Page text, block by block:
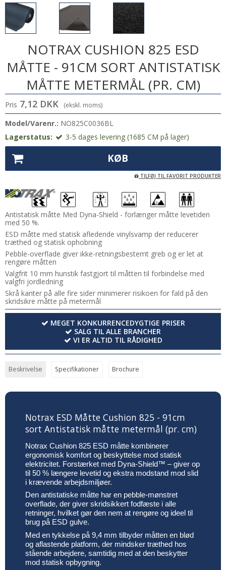
NOTRAX CUSHION 825 ESD
MÅTTE - 91CM SORT ANTISTATISK
MÅTTE METERMÅL (PR. CM)
Pris 7,12 DKK (ekskl. moms)
Model/Varenr.: NO825C0036BL
Lagerstatus:
3-5 dages levering (1685 CM på lager)
KØB
TILFØJ TIL FAVORIT PRODUKTER
Antistatisk måtte Med Dyna-Shield - forlænger måtte levetiden
med 50 %.
ESD måtte med statisk afledende vinylsvamp der reducerer
træthed og statisk ophobning
Pebble-overflade giver ikke-retningsbestemt greb og er let at
rengøre måtten
Valgfrit 10 mm hunstik fastgjort til måtten til forbindelse med
valgfri jordledning
Skrå kanter på alle fire sider minimerer risikoen for fald på den
skridsikre måtte på metermål
MEGET KONKURRENCEDYGTIGE PRISER
SALG TIL ALLE BRANCHER
VI ER ALTID TIL RÅDIGHED
Beskrivelse Specifikationer Brochure
Notrax ESD Måtte Cushion 825 - 91cm
sort Antistatisk måtte metermål (pr. cm)
Notrax Cushion 825 ESD måtte kombinerer
ergonomisk komfort og beskyttelse mod statisk
elektricitet. Forstærket med Dyna-Shield™ – giver op
til 50 % længere levetid og ekstra modstand mod slid
i krævende arbejdsmiljøer.
Den antistatiske måtte har en pebble-mønstret
overflade, der giver skridsikkert fodfæste i alle
retninger, hvilket gør den nem at rengøre og ideel til
brug på ESD gulve.
Med en tykkelse på 9,4 mm tilbyder måtten en blød
og aflastende platform, der mindsker træthed hos
stående arbejdere, samtidig med at den beskytter
mod statisk opbygning.